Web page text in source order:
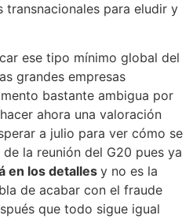
transnacionales para eludir y
ese tipo mínimo global del
grandes empresas
bastante ambigua por
ahora una valoración
a julio para ver cómo se
la reunión del G20 pues ya
en los detalles y no es la
de acabar con el fraude
que todo sigue igual